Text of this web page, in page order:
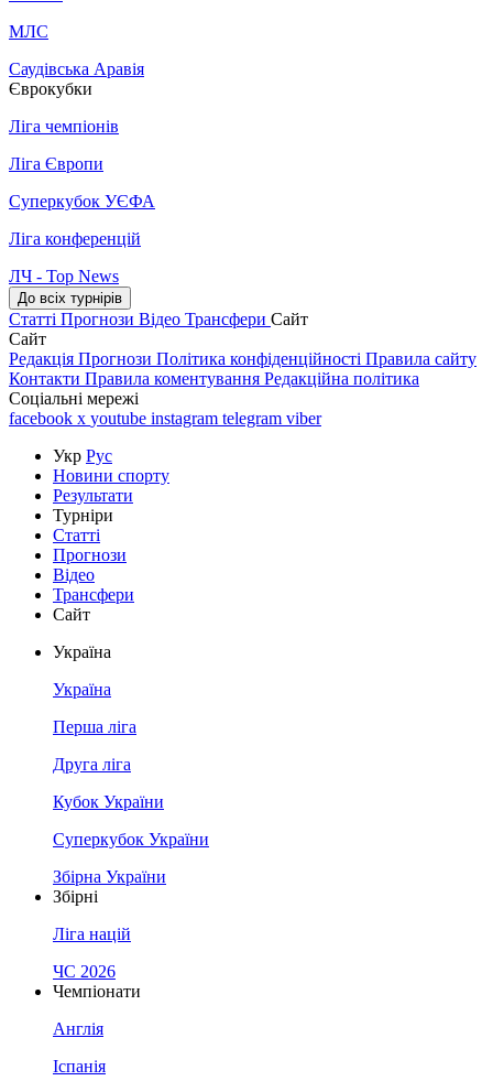
МЛС
Саудівська Аравія
Єврокубки
Ліга чемпіонів
Ліга Європи
Суперкубок УЄФА
Ліга конференцій
ЛЧ - Top News
До всіх турнірів
Статті Прогнози Відео Трансфери Сайт
Сайт
Редакція Прогнози Політика конфіденційності Правила сайту
Контакти Правила коментування Редакційна політика
Соціальні мережі
facebook x youtube instagram telegram viber
Укр Рус
Новини спорту
Результати
Турніри
Статті
Прогнози
Відео
Трансфери
Сайт
Україна
Україна
Перша ліга
Друга ліга
Кубок України
Суперкубок України
Збірна України
Збірні
Ліга націй
ЧС 2026
Чемпіонати
Англія
Іспанія